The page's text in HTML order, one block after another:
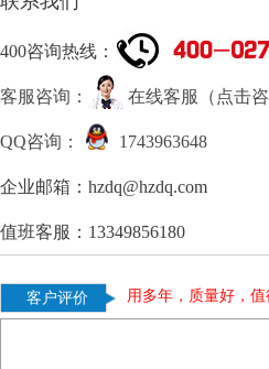
400咨询热线：
客服咨询： 在线客服（点击咨
QQ咨询： 1743963648
企业邮箱：hzdq@hzdq.com
值班客服：13349856180
客户评价
变压器，使用多年，质量好，值得推